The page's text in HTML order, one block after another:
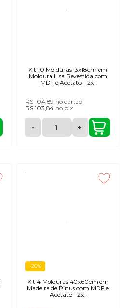
Kit 10 Molduras 13x18cm em
Moldura Lisa Revestida com
MDF e Acetato - 2x1
R$ 104,89 no cartão
R$ 103,84 no pix
- +
-20%
Kit 4 Molduras 40x60cm em
Madeira de Pinus com MDF e
Acetato - 2x1